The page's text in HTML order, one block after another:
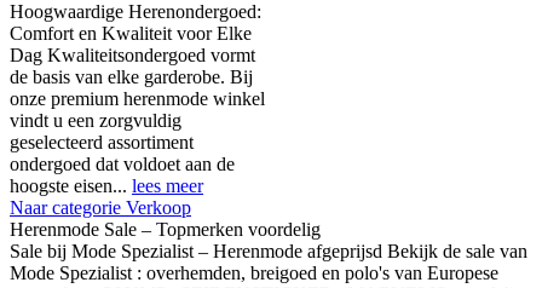
Hoogwaardige Herenondergoed:
Comfort en Kwaliteit voor Elke
Dag Kwaliteitsondergoed vormt
de basis van elke garderobe. Bij
onze premium herenmode winkel
vindt u een zorgvuldig
geselecteerd assortiment
ondergoed dat voldoet aan de
hoogste eisen... lees meer
Naar categorie Verkoop
Herenmode Sale – Topmerken voordelig
Sale bij Mode Spezialist – Herenmode afgeprijsd Bekijk de sale van
Mode Spezialist : overhemden, breigoed en polo's van Europese